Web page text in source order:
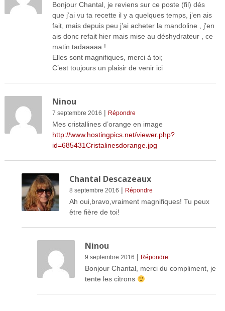
Bonjour Chantal, je reviens sur ce poste (fil) dés
que j’ai vu ta recette il y a quelques temps, j’en ais
fait, mais depuis peu j’ai acheter la mandoline , j’en
ais donc refait hier mais mise au déshydrateur , ce
matin tadaaaaa !
Elles sont magnifiques, merci à toi;
C’est toujours un plaisir de venir ici
Ninou
7 septembre 2016 | Répondre
Mes cristallines d’orange en image
http://www.hostingpics.net/viewer.php?
id=685431Cristalinesdorange.jpg
Chantal Descazeaux
8 septembre 2016 | Répondre
Ah oui,bravo,vraiment magnifiques! Tu peux
être fière de toi!
Ninou
9 septembre 2016 | Répondre
Bonjour Chantal, merci du compliment, je
tente les citrons